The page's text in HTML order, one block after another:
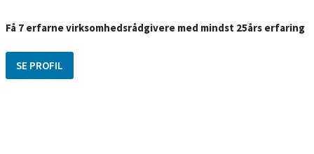
Få 7 erfarne virksomhedsrådgivere med mindst 25års erfaring
SE PROFIL